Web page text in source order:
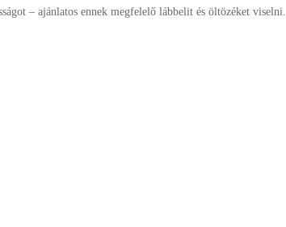
– ajánlatos ennek megfelelő lábbelit és öltözéket viselni.